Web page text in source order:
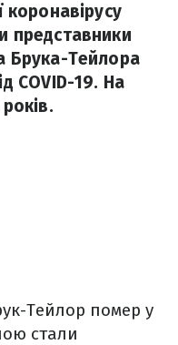
коронавірусу
представники
Брука-Тейлора
COVID-19. На
Тейлор помер у
стали